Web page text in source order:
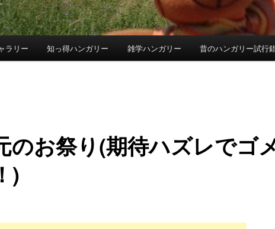
ラリー 知っ得ハンガリー 雑学ハンガリー 昔のハンガリー試行
のお祭り(期待ハズレでゴ
)